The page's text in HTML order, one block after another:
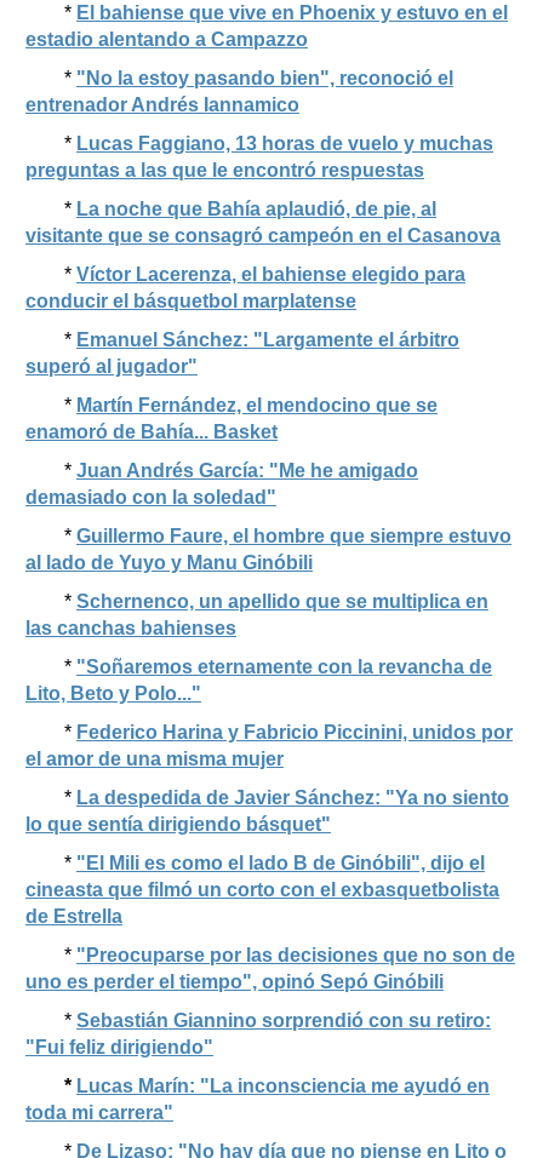
* El bahiense que vive en Phoenix y estuvo en el
estadio alentando a Campazzo
* "No la estoy pasando bien", reconoció el
entrenador Andrés Iannamico
* Lucas Faggiano, 13 horas de vuelo y muchas
preguntas a las que le encontró respuestas
* La noche que Bahía aplaudió, de pie, al
visitante que se consagró campeón en el Casanova
* Víctor Lacerenza, el bahiense elegido para
conducir el básquetbol marplatense
* Emanuel Sánchez: "Largamente el árbitro
superó al jugador"
* Martín Fernández, el mendocino que se
enamoró de Bahía... Basket
* Juan Andrés García: "Me he amigado
demasiado con la soledad"
* Guillermo Faure, el hombre que siempre estuvo
al lado de Yuyo y Manu Ginóbili
* Schernenco, un apellido que se multiplica en
las canchas bahienses
* "Soñaremos eternamente con la revancha de
Lito, Beto y Polo..."
* Federico Harina y Fabricio Piccinini, unidos por
el amor de una misma mujer
* La despedida de Javier Sánchez: "Ya no siento
lo que sentía dirigiendo básquet"
* "El Mili es como el lado B de Ginóbili", dijo el
cineasta que filmó un corto con el exbasquetbolista
de Estrella
* "Preocuparse por las decisiones que no son de
uno es perder el tiempo", opinó Sepó Ginóbili
* Sebastián Giannino sorprendió con su retiro:
"Fui feliz dirigiendo"
* Lucas Marín: "La inconsciencia me ayudó en
toda mi carrera"
* De Lizaso: "No hay día que no piense en Lito o